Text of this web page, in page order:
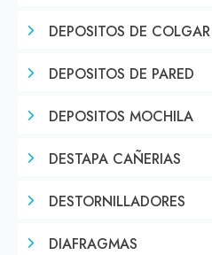
DEPOSITOS DE COLGAR
DEPOSITOS DE PARED
DEPOSITOS MOCHILA
DESTAPA CAÑERIAS
DESTORNILLADORES
DIAFRAGMAS